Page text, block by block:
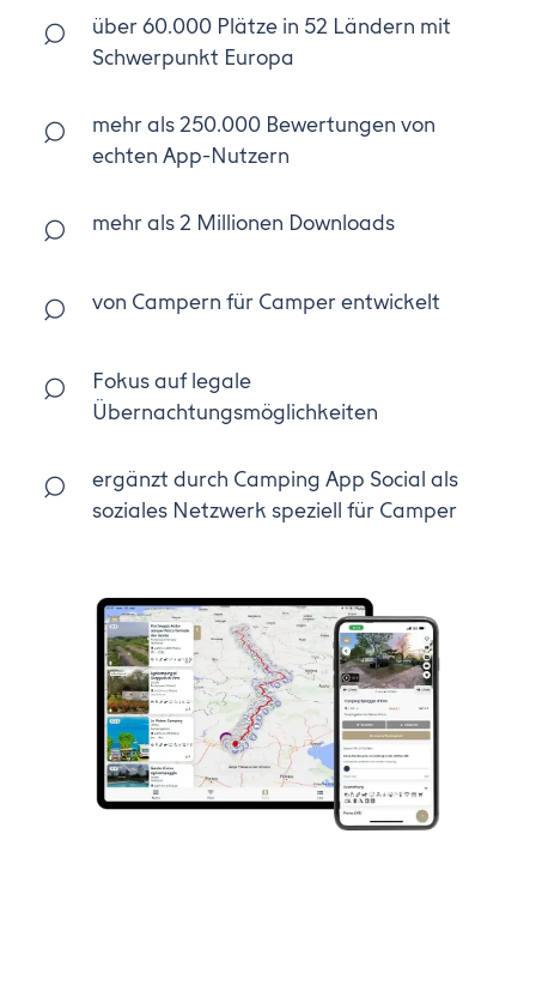
über 60.000 Plätze in 52 Ländern mit
Schwerpunkt Europa
mehr als 250.000 Bewertungen von
echten App-Nutzern
mehr als 2 Millionen Downloads
von Campern für Camper entwickelt
Fokus auf legale
Übernachtungsmöglichkeiten
ergänzt durch Camping App Social als
soziales Netzwerk speziell für Camper